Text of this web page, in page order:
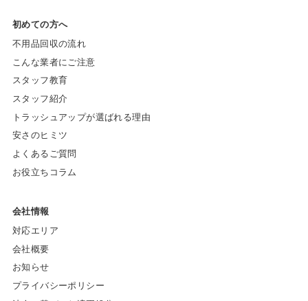
初めての方へ
不用品回収の流れ
こんな業者にご注意
スタッフ教育
スタッフ紹介
トラッシュアップが選ばれる理由
安さのヒミツ
よくあるご質問
お役立ちコラム
会社情報
対応エリア
会社概要
お知らせ
プライバシーポリシー